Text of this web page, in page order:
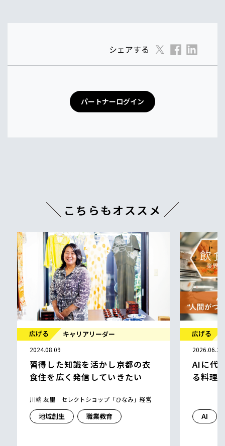
シェアする
パートナーログイン
こちらもオススメ
広げる キャリアリーダー
2024.08.09
習得した知識を活かし京都の衣
食住を広く発信していきたい
川端 友里 セレクトショップ「ひなみ」経営
地域創生 職業教育
広げる
2026.06.30
AIに代
る料理
AI